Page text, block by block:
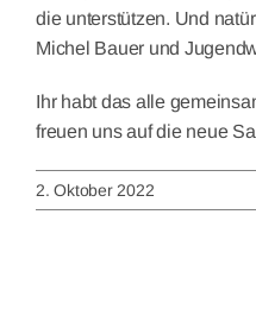
die unterstützen. Und
Michel Bauer und
Ihr habt das alle
freuen uns auf die neue
2. Oktober 2022